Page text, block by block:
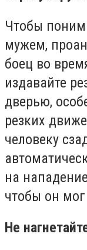
Чтобы
мужем,
боец во
издавайте
дверью,
резких
человеку
на
чтобы он мог
Не